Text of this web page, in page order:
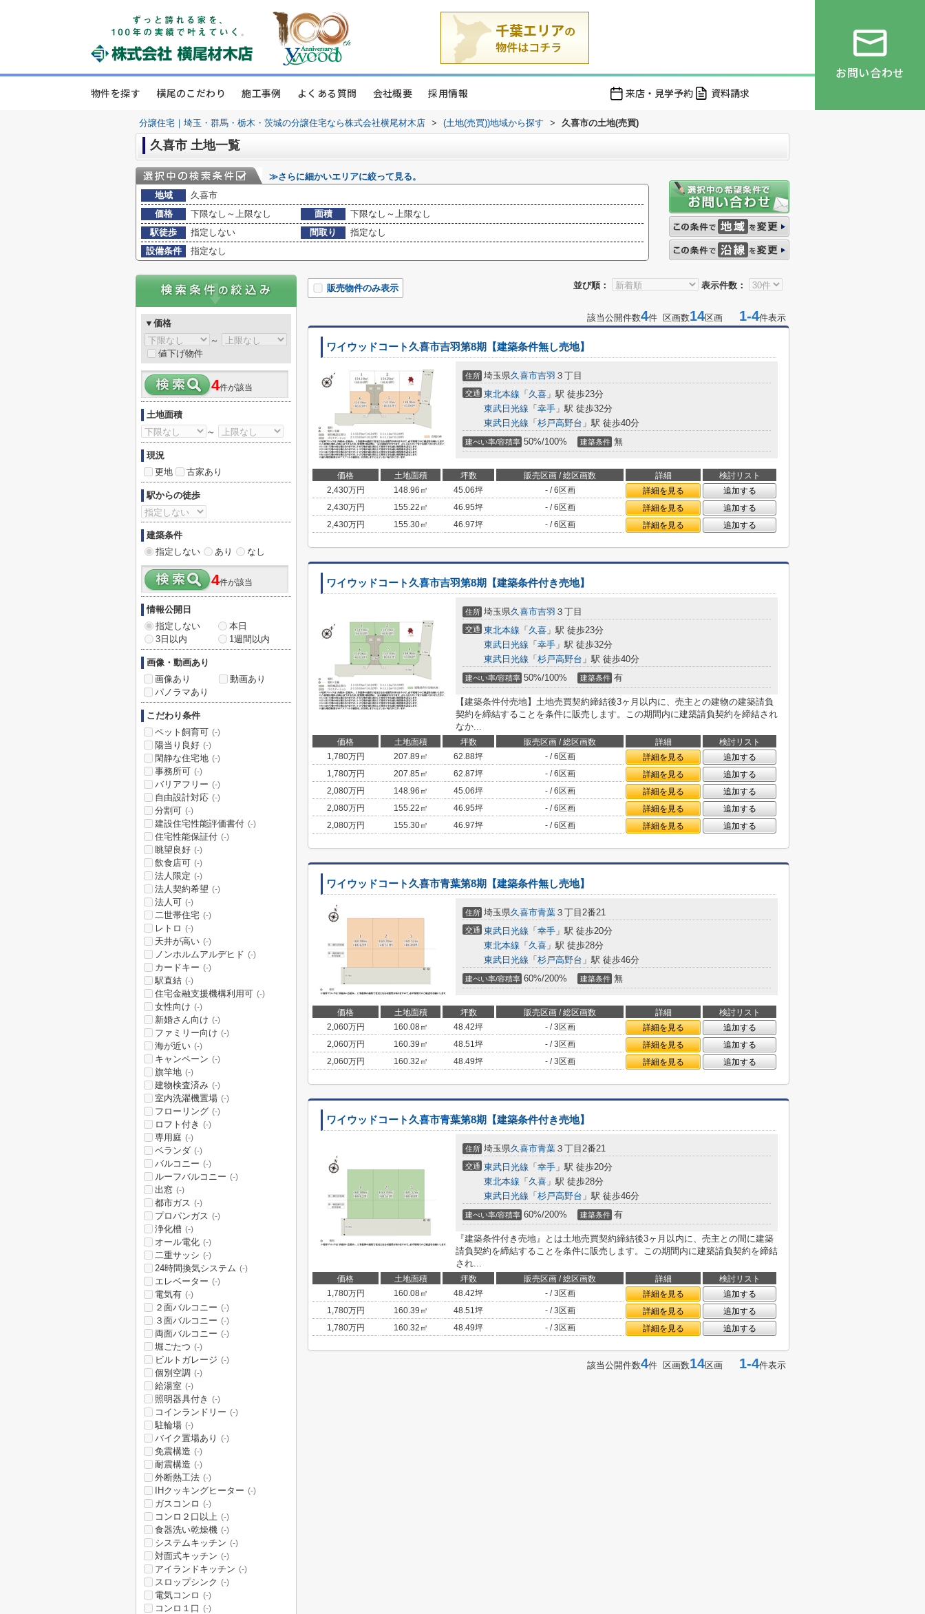
物件を探す 横尾のこだわり 施工事例 よくある質問 会社概要 採用情報 来店・見学予約 資料請求
お問い合わせ
分譲住宅｜埼玉・群馬・栃木・茨城の分譲住宅なら株式会社横尾材木店 > (土地(売買))地域から探す > 久喜市の土地(売買)
久喜市 土地一覧
≫さらに細かいエリアに絞って見る。
地域
久喜市
価格
下限なし～上限なし 面積
下限なし～上限なし
駅徒歩
指定しない 間取り
指定なし
設備条件
指定なし
並び順： 表示件数：
販売物件のみ表示
該当公開件数4件 区画数14区画 1-4件表示
ワイウッドコート久喜市吉羽第8期【建築条件無し売地】
住所 埼玉県久喜市吉羽 ３丁目
交通 東北本線 「 久喜 」駅 徒歩23分
東武日光線 「 幸手 」駅 徒歩32分
東武日光線 「 杉戸高野台 」駅 徒歩40分
建ぺい率/容積率 50%/100% 建築条件 無
価格 土地面積 坪数 販売区画 / 総区画数 詳細
検討リスト
2,430万円 148.96㎡ 45.06坪 - / 6区画 詳細を見る
追加する
2,430万円 155.22㎡ 46.95坪 - / 6区画 詳細を見る
追加する
2,430万円 155.30㎡ 46.97坪 - / 6区画 詳細を見る 追加する
ワイウッドコート久喜市吉羽第8期【建築条件付き売地】
住所 埼玉県久喜市吉羽 ３丁目
交通 東北本線 「 久喜 」駅 徒歩23分
東武日光線 「 幸手 」駅 徒歩32分
東武日光線 「 杉戸高野台 」駅 徒歩40分
建ぺい率/容積率 50%/100% 建築条件 有
【建築条件付売地】土地売買契約締結後3ヶ月以内に、売主との建物の建築請負
契約を締結することを条件に販売します。この期間内に建築請負契約を締結され
なか...
価格 土地面積 坪数 販売区画 / 総区画数 詳細
検討リスト
1,780万円 207.89㎡ 62.88坪 - / 6区画 詳細を見る
追加する
1,780万円 207.85㎡ 62.87坪 - / 6区画 詳細を見る
追加する
2,080万円 148.96㎡ 45.06坪 - / 6区画 詳細を見る
追加する
2,080万円 155.22㎡ 46.95坪 - / 6区画 詳細を見る
追加する
2,080万円 155.30㎡ 46.97坪 - / 6区画 詳細を見る 追加する
ワイウッドコート久喜市青葉第8期【建築条件無し売地】
住所 埼玉県久喜市青葉 ３丁目2番21
交通 東武日光線 「 幸手 」駅 徒歩20分
東北本線 「 久喜 」駅 徒歩28分
東武日光線 「 杉戸高野台 」駅 徒歩46分
建ぺい率/容積率 60%/200% 建築条件 無
価格 土地面積 坪数 販売区画 / 総区画数 詳細
検討リスト
2,060万円 160.08㎡ 48.42坪 - / 3区画 詳細を見る
追加する
2,060万円 160.39㎡ 48.51坪 - / 3区画 詳細を見る
追加する
2,060万円 160.32㎡ 48.49坪 - / 3区画 詳細を見る 追加する
ワイウッドコート久喜市青葉第8期【建築条件付き売地】
住所 埼玉県久喜市青葉 ３丁目2番21
交通 東武日光線 「 幸手 」駅 徒歩20分
東北本線 「 久喜 」駅 徒歩28分
東武日光線 「 杉戸高野台 」駅 徒歩46分
建ぺい率/容積率 60%/200% 建築条件 有
『建築条件付き売地』とは土地売買契約締結後3ヶ月以内に、売主との間に建築
請負契約を締結することを条件に販売します。この期間内に建築請負契約を締結
され...
価格 土地面積 坪数 販売区画 / 総区画数 詳細
検討リスト
1,780万円 160.08㎡ 48.42坪 - / 3区画 詳細を見る
追加する
1,780万円 160.39㎡ 48.51坪 - / 3区画 詳細を見る
追加する
1,780万円 160.32㎡ 48.49坪 - / 3区画 詳細を見る 追加する
該当公開件数4件 区画数14区画 1-4件表示
▼価格
～
値下げ物件
4件が該当
土地面積
～
現況
更地
古家あり
駅からの徒歩
建築条件
指定しない
あり なし
4件が該当
情報公開日
指定しない
本日
3日以内
1週間以内
画像・動画あり
画像あり
動画あり
パノラマあり
こだわり条件
ペット飼育可 (-)
陽当り良好 (-)
閑静な住宅地 (-)
事務所可 (-)
バリアフリー (-)
自由設計対応 (-)
分割可 (-)
建設住宅性能評価書付 (-)
住宅性能保証付 (-)
眺望良好 (-)
飲食店可 (-)
法人限定 (-)
法人契約希望 (-)
法人可 (-)
二世帯住宅 (-)
レトロ (-)
天井が高い (-)
ノンホルムアルデヒド (-)
カードキー (-)
駅直結 (-)
住宅金融支援機構利用可 (-)
女性向け (-)
新婚さん向け (-)
ファミリー向け (-)
海が近い (-)
キャンペーン (-)
旗竿地 (-)
建物検査済み (-)
室内洗濯機置場 (-)
フローリング (-)
ロフト付き (-)
専用庭 (-)
ベランダ (-)
バルコニー (-)
ルーフバルコニー (-)
出窓 (-)
都市ガス (-)
プロパンガス (-)
浄化槽 (-)
オール電化 (-)
二重サッシ (-)
24時間換気システム (-)
エレベーター (-)
電気有 (-)
２面バルコニー (-)
３面バルコニー (-)
両面バルコニー (-)
堀ごたつ (-)
ビルトガレージ (-)
個別空調 (-)
給湯室 (-)
照明器具付き (-)
コインランドリー (-)
駐輪場 (-)
バイク置場あり (-)
免震構造 (-)
耐震構造 (-)
外断熱工法 (-)
IHクッキングヒーター (-)
ガスコンロ (-)
コンロ２口以上 (-)
食器洗い乾燥機 (-)
システムキッチン (-)
対面式キッチン (-)
アイランドキッチン (-)
スロップシンク (-)
電気コンロ (-)
コンロ１口 (-)